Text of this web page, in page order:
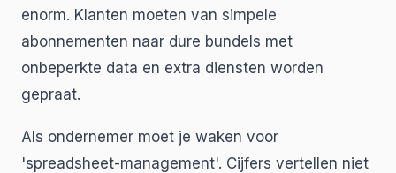
enorm. Klanten moeten van simpele
abonnementen naar dure bundels met
onbeperkte data en extra diensten worden
gepraat.
Als ondernemer moet je waken voor
'spreadsheet-management'. Cijfers vertellen niet